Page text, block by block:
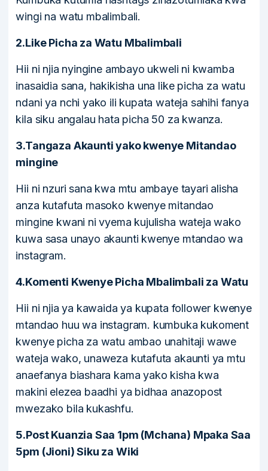
wingi na watu mbalimbali.
2.Like Picha za Watu Mbalimbali
Hii ni njia nyingine ambayo ukweli ni kwamba
inasaidia sana, hakikisha una like picha za watu
ndani ya nchi yako ili kupata wateja sahihi fanya
kila siku angalau hata picha 50 za kwanza.
3.Tangaza Akaunti yako kwenye Mitandao
mingine
Hii ni nzuri sana kwa mtu ambaye tayari alisha
anza kutafuta masoko kwenye mitandao
mingine kwani ni vyema kujulisha wateja wako
kuwa sasa unayo akaunti kwenye mtandao wa
instagram.
4.Komenti Kwenye Picha Mbalimbali za Watu
Hii ni njia ya kawaida ya kupata follower kwenye
mtandao huu wa instagram. kumbuka kukoment
kwenye picha za watu ambao unahitaji wawe
wateja wako, unaweza kutafuta akaunti ya mtu
anaefanya biashara kama yako kisha kwa
makini elezea baadhi ya bidhaa anazopost
mwezako bila kukashfu.
5.Post Kuanzia Saa 1pm (Mchana) Mpaka Saa
5pm (Jioni) Siku za Wiki